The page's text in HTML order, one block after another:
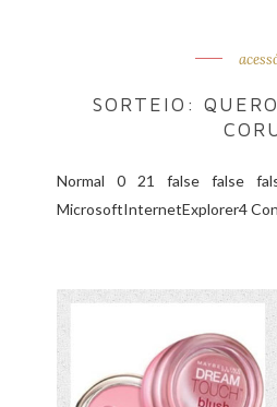
SORTEIO:
Normal 0 21 false false
MicrosoftInternetExplorer4